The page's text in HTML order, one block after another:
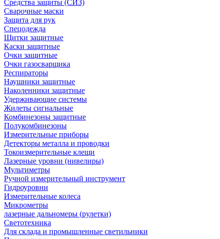
Средства защиты (СИЗ)
Сварочные маски
Защита для рук
Спецодежда
Щитки защитные
Каски защитные
Очки защитные
Очки газосварщика
Респираторы
Наушники защитные
Наколенники защитные
Удерживающие системы
Жилеты сигнальные
Комбинезоны защитные
Полукомбинезоны
Измерительные приборы
Детекторы металла и проводки
Токоизмерительные клещи
Лазерные уровни (нивелиры)
Мультиметры
Ручной измерительный инструмент
Гидроуровни
Измерительные колеса
Микрометры
лазерные дальномеры (рулетки)
Светотехника
Для склада и промышленные светильники